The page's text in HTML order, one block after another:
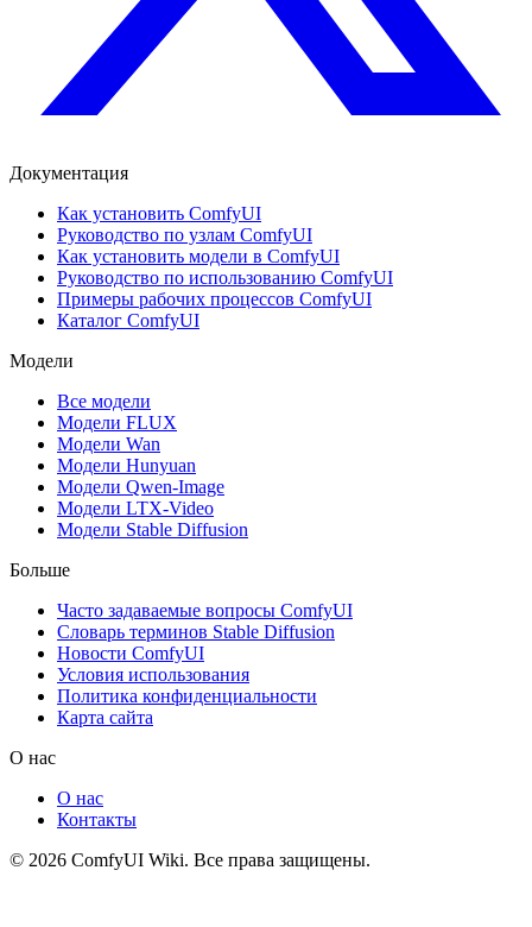
Документация
Как установить ComfyUI
Руководство по узлам ComfyUI
Как установить модели в ComfyUI
Руководство по использованию ComfyUI
Примеры рабочих процессов ComfyUI
Каталог ComfyUI
Модели
Все модели
Модели FLUX
Модели Wan
Модели Hunyuan
Модели Qwen-Image
Модели LTX-Video
Модели Stable Diffusion
Больше
Часто задаваемые вопросы ComfyUI
Словарь терминов Stable Diffusion
Новости ComfyUI
Условия использования
Политика конфиденциальности
Карта сайта
О нас
О нас
Контакты
© 2026 ComfyUI Wiki. Все права защищены.